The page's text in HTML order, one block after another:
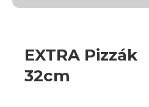
EXTRA Pizzák
32cm